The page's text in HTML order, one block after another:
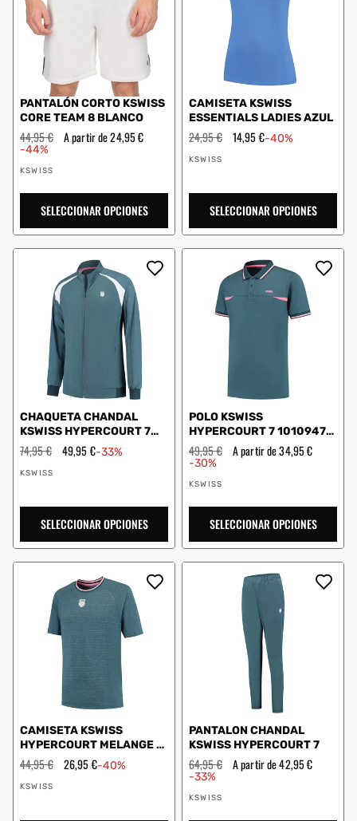
PANTALÓN CORTO KSWISS
CORE TEAM 8 BLANCO
Precio
habitual
44,95 € Precio
de
A partir de 24,95 €
-44%
Proveedor:
KSWISS
SELECCIONAR OPCIONES
CAMISETA KSWISS
ESSENTIALS LADIES AZUL
Precio
habitual
24,95 € Precio
de
14,95 €-40%
Proveedor:
KSWISS
SELECCIONAR OPCIONES
CHAQUETA CHANDAL
KSWISS HYPERCOURT 7
1010953
Precio
habitual
74,95 € Precio
49,95 €-33%
Proveedor:
KSWISS
SELECCIONAR OPCIONES
POLO KSWISS
HYPERCOURT 7 1010947
GRIS
Precio
habitual
49,95 € Precio
de
A partir de 34,95 €
-30%
Proveedor:
KSWISS
SELECCIONAR OPCIONES
CAMISETA KSWISS
HYPERCOURT MELANGE 3
GRAY
Precio
habitual
44,95 € Precio
26,95 €-40%
Proveedor:
KSWISS
PANTALON CHANDAL
KSWISS HYPERCOURT 7
Precio
habitual
64,95 € Precio
de
A partir de 42,95 €
-33%
Proveedor:
KSWISS